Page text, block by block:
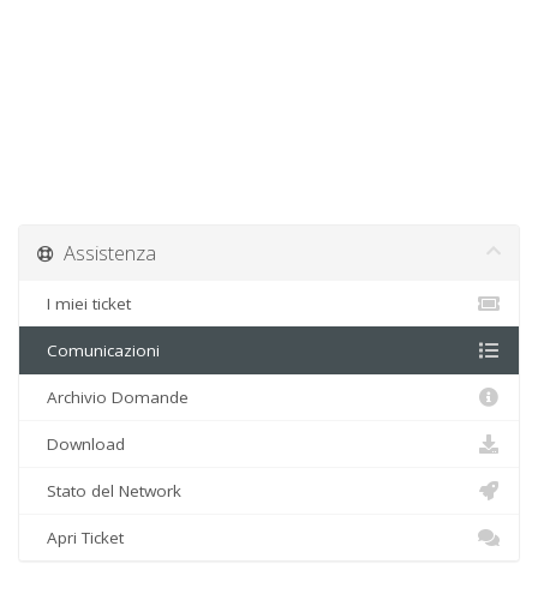
Assistenza
I miei ticket
Comunicazioni
Archivio Domande
Download
Stato del Network
Apri Ticket